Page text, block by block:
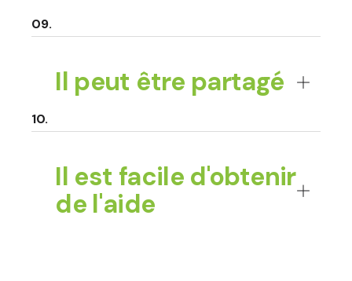
Il peut être partagé
Il est facile d'obtenir
de l'aide